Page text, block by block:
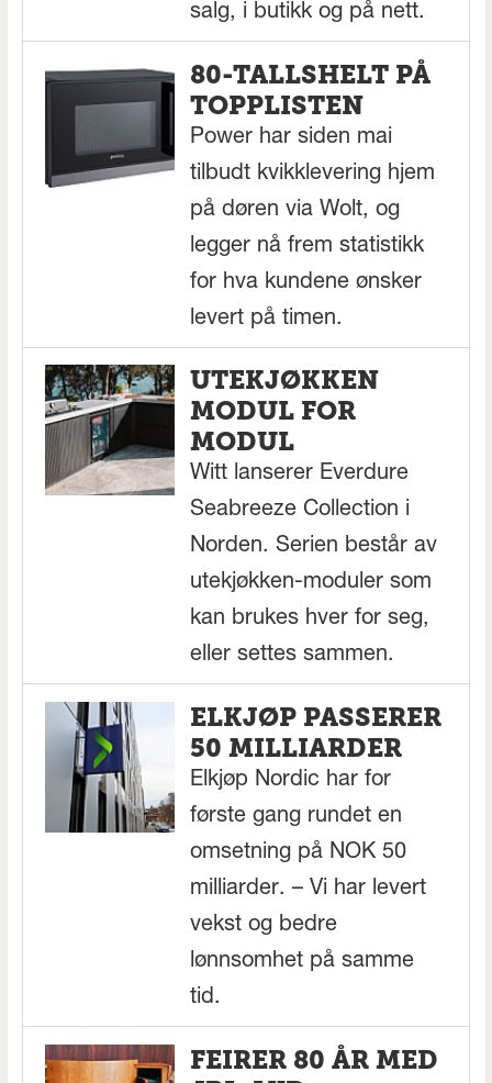
salg, i butikk og på nett.
80-TALLSHELT PÅ
TOPPLISTEN
Power har siden mai
tilbudt kvikklevering hjem
på døren via Wolt, og
legger nå frem statistikk
for hva kundene ønsker
levert på timen.
UTEKJØKKEN
MODUL FOR
MODUL
Witt lanserer Everdure
Seabreeze Collection i
Norden. Serien består av
utekjøkken-moduler som
kan brukes hver for seg,
eller settes sammen.
ELKJØP PASSERER
50 MILLIARDER
Elkjøp Nordic har for
første gang rundet en
omsetning på NOK 50
milliarder. – Vi har levert
vekst og bedre
lønnsomhet på samme
tid.
FEIRER 80 ÅR MED